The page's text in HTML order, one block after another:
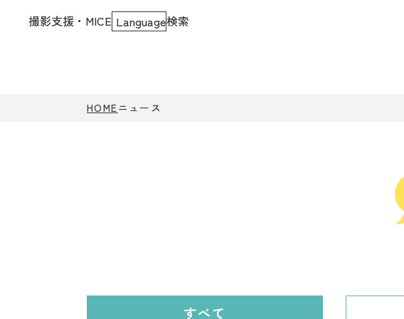
撮影支援・MICE Language検索
HOMEニュース
すべて